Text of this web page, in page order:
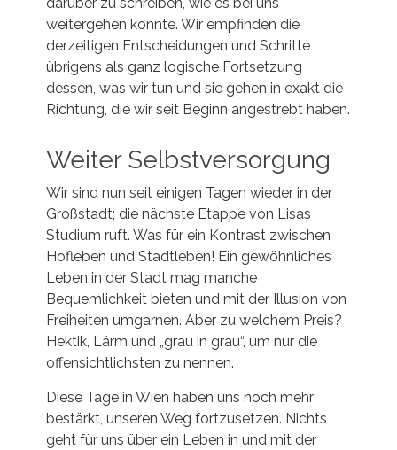
darüber zu schreiben, wie es bei uns
weitergehen könnte. Wir empfinden die
derzeitigen Entscheidungen und Schritte
übrigens als ganz logische Fortsetzung
dessen, was wir tun und sie gehen in exakt die
Richtung, die wir seit Beginn angestrebt haben.
Weiter Selbstversorgung
Wir sind nun seit einigen Tagen wieder in der
Großstadt; die nächste Etappe von Lisas
Studium ruft. Was für ein Kontrast zwischen
Hofleben und Stadtleben! Ein gewöhnliches
Leben in der Stadt mag manche
Bequemlichkeit bieten und mit der Illusion von
Freiheiten umgarnen. Aber zu welchem Preis?
Hektik, Lärm und „grau in grau“, um nur die
offensichtlichsten zu nennen.
Diese Tage in Wien haben uns noch mehr
bestärkt, unseren Weg fortzusetzen. Nichts
geht für uns über ein Leben in und mit der